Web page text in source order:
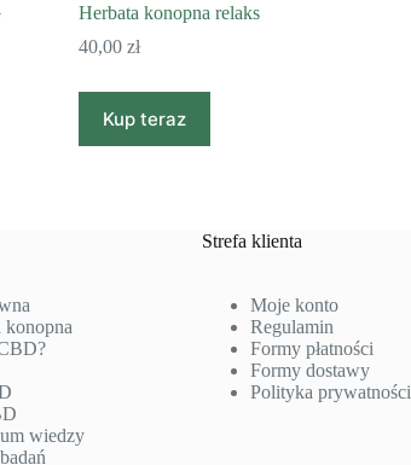
Herbata konopna relaks
40,00 zł
Kup teraz
wiedzy
Strefa klienta
Moje konto
Regulamin
Formy płatności
Formy dostawy
Polityka prywatności